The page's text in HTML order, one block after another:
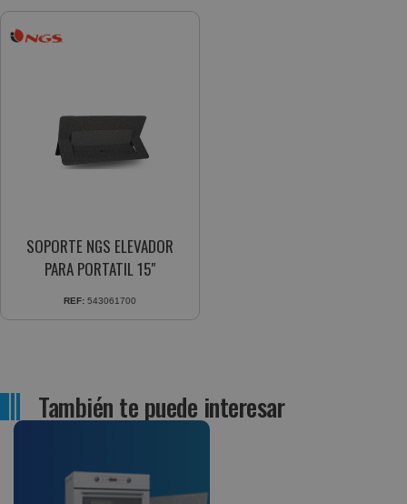
SOPORTE NGS ELEVADOR
PARA PORTATIL 15"
REF: 543061700
También te puede interesar